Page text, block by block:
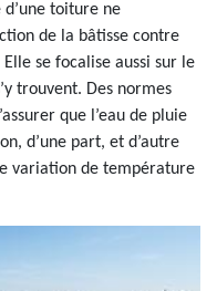
d’une toiture ne
de la bâtisse contre
se focalise aussi sur le
trouvent. Des normes
que l’eau de pluie
d’une part, et d’autre
variation de température